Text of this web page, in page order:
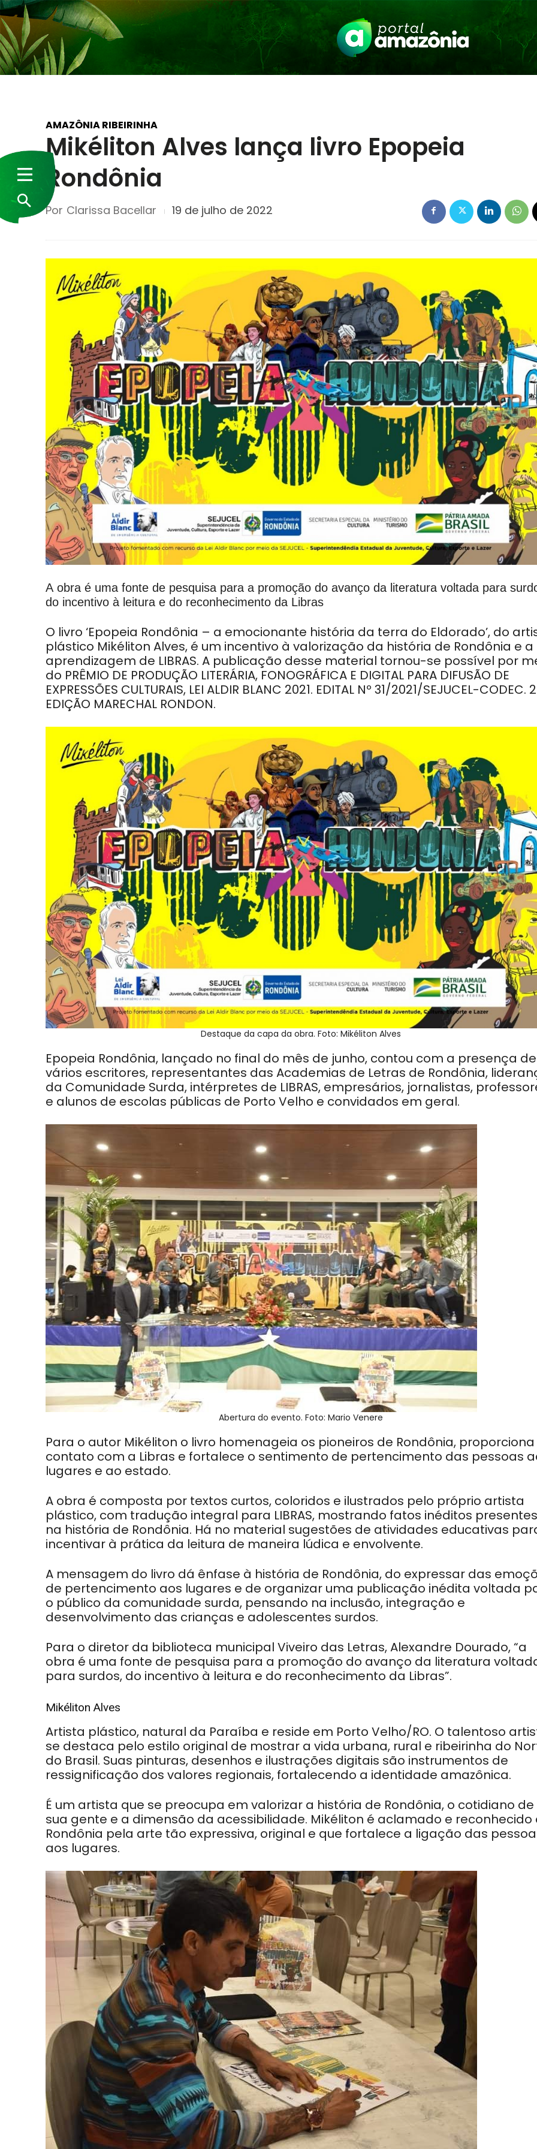
AMAZÔNIA RIBEIRINHA
Mikéliton Alves lança livro Epopeia
Rondônia
Por Clarissa Bacellar 19 de julho de 2022
A obra é uma fonte de pesquisa para a promoção do avanço da literatura voltada para
do incentivo à leitura e do reconhecimento da Libras
O livro ‘Epopeia Rondônia – a emocionante história da terra do Eldorado’, do
plástico Mikéliton Alves, é um incentivo à valorização da história de Rondônia e a
aprendizagem de LIBRAS. A publicação desse material tornou-se possível por
do PRÊMIO DE PRODUÇÃO LITERÁRIA, FONOGRÁFICA E DIGITAL PARA DIFUSÃO DE
EXPRESSÕES CULTURAIS, LEI ALDIR BLANC 2021. EDITAL Nº 31/2021/SEJUCEL-CODEC.
EDIÇÃO MARECHAL RONDON.
Destaque da capa da obra. Foto: Mikéliton Alves
Epopeia Rondônia, lançado no final do mês de junho, contou com a presença de
vários escritores, representantes das Academias de Letras de Rondônia,
da Comunidade Surda, intérpretes de LIBRAS, empresários, jornalistas,
e alunos de escolas públicas de Porto Velho e convidados em geral.
Abertura do evento. Foto: Mario Venere
Para o autor Mikéliton o livro homenageia os pioneiros de Rondônia,
contato com a Libras e fortalece o sentimento de pertencimento das pessoas
lugares e ao estado.
A obra é composta por textos curtos, coloridos e ilustrados pelo próprio artista
plástico, com tradução integral para LIBRAS, mostrando fatos inéditos presentes
na história de Rondônia. Há no material sugestões de atividades educativas
incentivar à prática da leitura de maneira lúdica e envolvente.
A mensagem do livro dá ênfase à história de Rondônia, do expressar das
de pertencimento aos lugares e de organizar uma publicação inédita voltada
o público da comunidade surda, pensando na inclusão, integração e
desenvolvimento das crianças e adolescentes surdos.
Para o diretor da biblioteca municipal Viveiro das Letras, Alexandre Dourado, “a
obra é uma fonte de pesquisa para a promoção do avanço da literatura
para surdos, do incentivo à leitura e do reconhecimento da Libras”.
Mikéliton Alves
Artista plástico, natural da Paraíba e reside em Porto Velho/RO. O talentoso
se destaca pelo estilo original de mostrar a vida urbana, rural e ribeirinha do
do Brasil. Suas pinturas, desenhos e ilustrações digitais são instrumentos de
ressignificação dos valores regionais, fortalecendo a identidade amazônica.
É um artista que se preocupa em valorizar a história de Rondônia, o cotidiano de
sua gente e a dimensão da acessibilidade. Mikéliton é aclamado e reconhecido
Rondônia pela arte tão expressiva, original e que fortalece a ligação das
aos lugares.